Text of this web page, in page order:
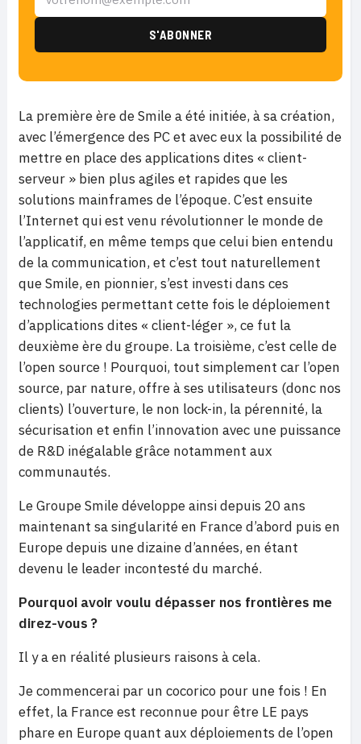
La première ère de Smile a été initiée, à sa création,
avec l’émergence des PC et avec eux la possibilité de
mettre en place des applications dites « client-
serveur » bien plus agiles et rapides que les
solutions mainframes de l’époque. C’est ensuite
l’Internet qui est venu révolutionner le monde de
l’applicatif, en même temps que celui bien entendu
de la communication, et c’est tout naturellement
que Smile, en pionnier, s’est investi dans ces
technologies permettant cette fois le déploiement
d’applications dites « client-léger », ce fut la
deuxième ère du groupe. La troisième, c’est celle de
l’open source ! Pourquoi, tout simplement car l’open
source, par nature, offre à ses utilisateurs (donc nos
clients) l’ouverture, le non lock-in, la pérennité, la
sécurisation et enfin l’innovation avec une puissance
de R&D inégalable grâce notamment aux
communautés.
Le Groupe Smile développe ainsi depuis 20 ans
maintenant sa singularité en France d’abord puis en
Europe depuis une dizaine d’années, en étant
devenu le leader incontesté du marché.
Pourquoi avoir voulu dépasser nos frontières me
direz-vous ?
Il y a en réalité plusieurs raisons à cela.
Je commencerai par un cocorico pour une fois ! En
effet, la France est reconnue pour être LE pays
phare en Europe quant aux déploiements de l’open